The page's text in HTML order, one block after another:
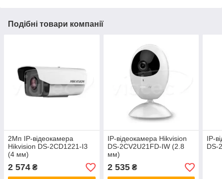
Подібні товари компанії
2Мп IP-відеокамера
Hikvision DS-2CD1221-I3
(4 мм)
2 574 ₴
IP-відеокамера Hikvision
DS-2CV2U21FD-IW (2.8
мм)
2 535₴
IP-
DS-